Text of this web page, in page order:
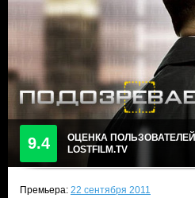
9.4
ОЦЕНКА ПОЛЬЗОВАТЕЛЕЙ
LOSTFILM.TV
Премьера: 22 сентября 2011